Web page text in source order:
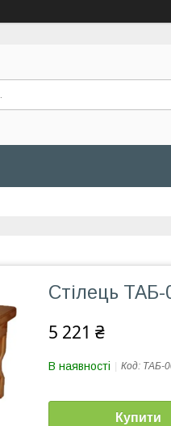
Стілець ТАБ-
5 221 ₴
В наявності Код: ТАБ-
Купити